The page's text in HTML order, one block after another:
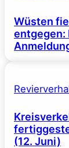
Wüsten
entgegen:
(12. Juni)